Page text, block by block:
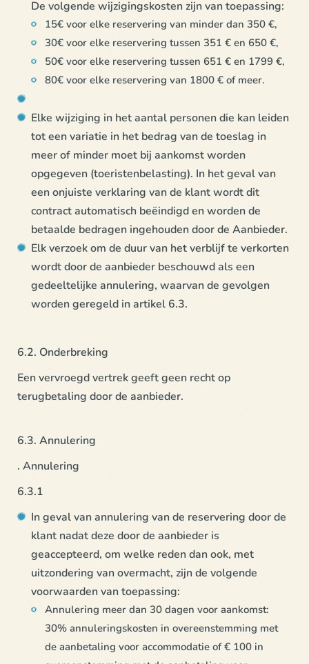
De volgende wijzigingskosten zijn van toepassing:
15€ voor elke reservering van minder dan 350 €,
30€ voor elke reservering tussen 351 € en 650 €,
50€ voor elke reservering tussen 651 € en 1799 €,
80€ voor elke reservering van 1800 € of meer.
Elke wijziging in het aantal personen die kan leiden
tot een variatie in het bedrag van de toeslag in
meer of minder moet bij aankomst worden
opgegeven (toeristenbelasting). In het geval van
een onjuiste verklaring van de klant wordt dit
contract automatisch beëindigd en worden de
betaalde bedragen ingehouden door de Aanbieder.
Elk verzoek om de duur van het verblijf te verkorten
wordt door de aanbieder beschouwd als een
gedeeltelijke annulering, waarvan de gevolgen
worden geregeld in artikel 6.3.
6.2. Onderbreking
Een vervroegd vertrek geeft geen recht op
terugbetaling door de aanbieder.
6.3. Annulering
. Annulering
6.3.1
In geval van annulering van de reservering door de
klant nadat deze door de aanbieder is
geaccepteerd, om welke reden dan ook, met
uitzondering van overmacht, zijn de volgende
voorwaarden van toepassing:
Annulering meer dan 30 dagen voor aankomst:
30% annuleringskosten in overeenstemming met
de aanbetaling voor accommodatie of € 100 in